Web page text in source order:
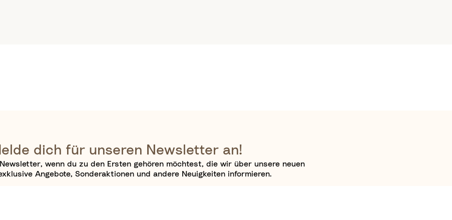
dich für unseren Newsletter an!
wenn du zu den Ersten gehören möchtest, die wir über unsere neuen
Angebote, Sonderaktionen und andere Neuigkeiten informieren.